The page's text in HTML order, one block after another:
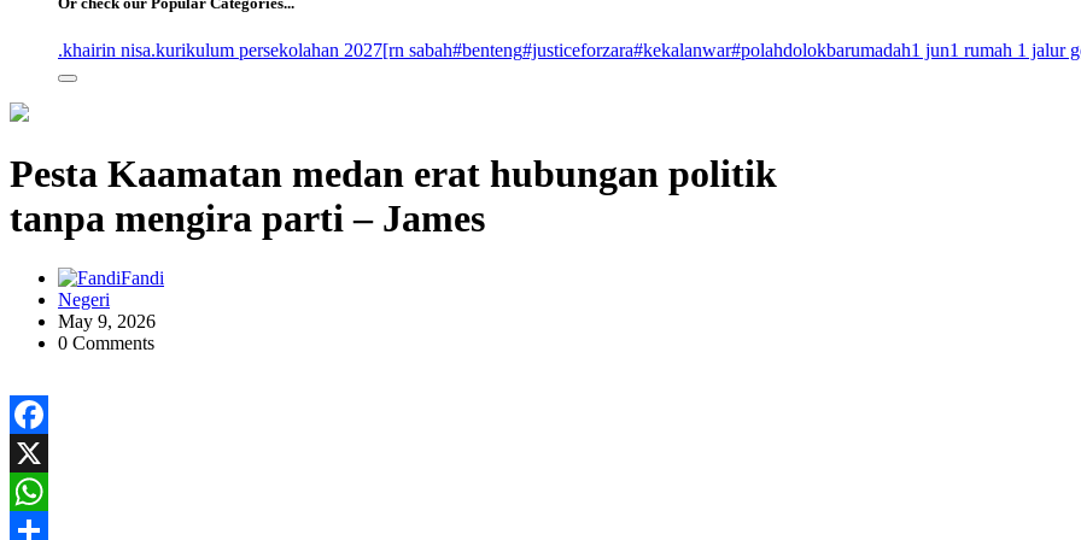
.khairin nisa.kurikulum persekolahan 2027[rn sabah#benteng#justiceforzara#kekalanwar#polahdolokbarumadah1 jun1 rumah 1 jalur
Pesta Kaamatan medan erat hubungan politik
tanpa mengira parti – James
Fandi
Negeri
May 9, 2026
0 Comments
Facebook
X
WhatsApp